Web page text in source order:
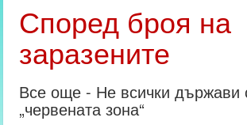
Според броя на
заразените
Все още - Не всички държави
„червената зона“